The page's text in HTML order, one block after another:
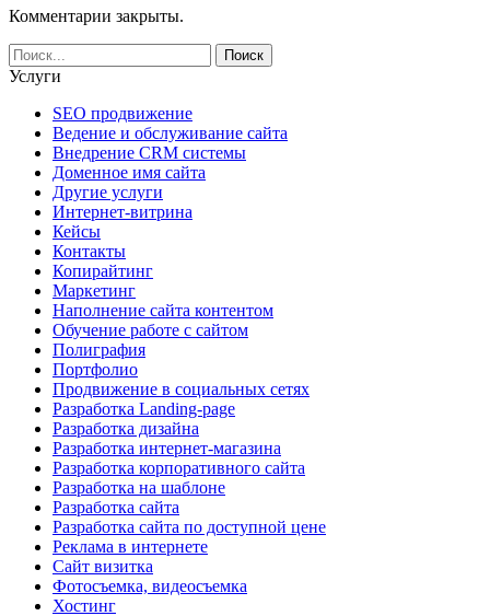
Комментарии закрыты.
Услуги
SEO продвижение
Ведение и обслуживание сайта
Внедрение CRM системы
Доменное имя сайта
Другие услуги
Интернет-витрина
Кейсы
Контакты
Копирайтинг
Маркетинг
Наполнение сайта контентом
Обучение работе с сайтом
Полиграфия
Портфолио
Продвижение в социальных сетях
Разработка Landing-page
Разработка дизайна
Разработка интернет-магазина
Разработка корпоративного сайта
Разработка на шаблоне
Разработка сайта
Разработка сайта по доступной цене
Реклама в интернете
Сайт визитка
Фотосъемка, видеосъемка
Хостинг